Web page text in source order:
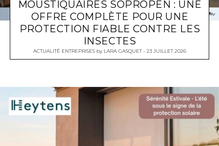
MOUSTIQUAIRES SOPROPEN : UNE
OFFRE COMPLÈTE POUR UNE
PROTECTION FIABLE CONTRE LES
INSECTES
ACTUALITÉ ENTREPRISES by LARA GASQUET 23 JUILLET 2026